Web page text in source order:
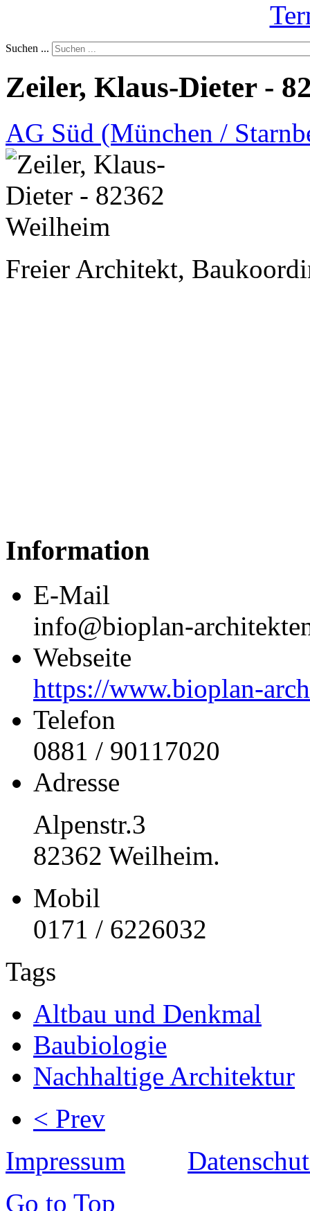
Suchen ...
Zeiler, Klaus-Dieter -
AG Süd (München /
Freier Architekt,
Information
E-Mail
info@bioplan-
Webseite
https://www.bioplan-
Telefon
0881 / 90117020
Adresse
Alpenstr.3
82362 Weilheim.
Mobil
0171 / 6226032
Tags
Altbau und Denkmal
Baubiologie
Nachhaltige Architektur
< Prev
Impressum
Go to Top